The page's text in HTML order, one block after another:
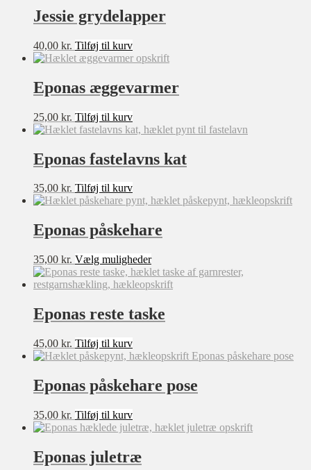
XXXXL
Jessie grydelapper
40,00 kr. Tilføj til kurv
Eponas æggevarmer
25,00 kr. Tilføj til kurv
Eponas fastelavns kat
35,00 kr. Tilføj til kurv
Eponas påskehare
35,00 kr. Vælg mulighederDette
vare
har
varianter.
Mulighederne
på
Eponas reste taske
45,00 kr. Tilføj til kurv
Eponas påskehare pose
35,00 kr. Tilføj til kurv
Eponas juletræ